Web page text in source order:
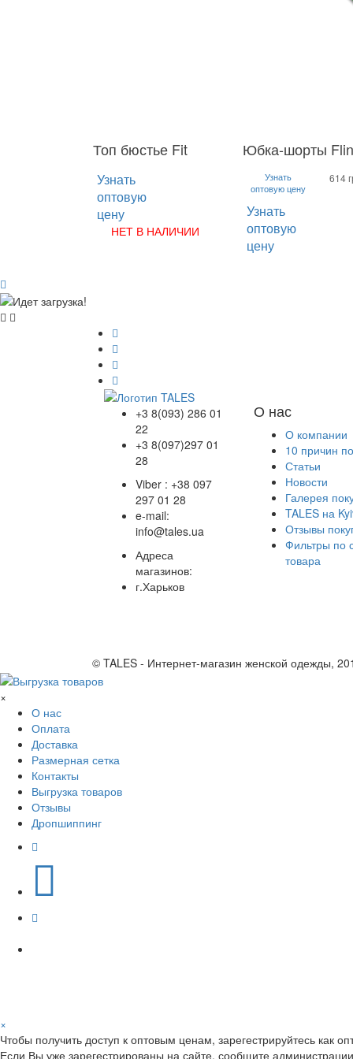
S M L
Топ бюстье Fit
Узнать
оптовую
цену
НЕТ В НАЛИЧИИ
S M L XL
Юбка-шорты
Узнать
оптовую цену
Узнать
оптовую
цену
614
О нас
О компании
10 причин
Статьи
Новости
Галерея
TALES на
Отзывы
Фильтры по
товара
+3 8(093) 286 01
22
+3 8(097)297 01
28
Viber : +38 097
297 01 28
e-mail:
info@tales.ua
Адреса
магазинов:
г.Харьков
© TALES - Интернет-магазин женской одежды,
×
О нас
Оплата
Доставка
Размерная сетка
Контакты
Выгрузка товаров
Отзывы
Дропшиппинг
×
Чтобы получить доступ к оптовым ценам, зарегестрируйтесь как
Если Вы уже зарегестрированы на сайте, сообщите